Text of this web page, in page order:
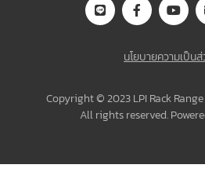
นโยบายความเป็น
Copyright © 2023 LPI Rack
All rights reserved.